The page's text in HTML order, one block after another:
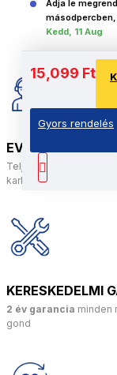
Adja le
Kedd, 11 Aug
15,099 Ft
Gyors rendelés
EV-DOCTOR
Teljes szakértői csapat
karbantartásához
KERESKEDELMI
2 év garancia minden
gond